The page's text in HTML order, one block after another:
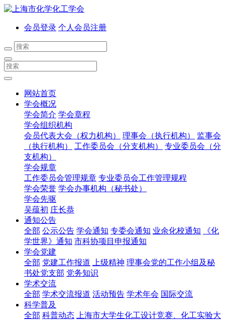
会员登录 个人会员注册
网站首页
学会概况
学会简介 学会章程
学会组织机构
会员代表大会（权力机构）
理事会（执行机构）
监事会
（执行机构）
工作委员会（分支机构）
专业委员会（分
支机构）
学会规章
工作委员会管理规章 专业委员会工作管理规程
学会荣誉 学会办事机构（秘书处）
学会先驱
吴蕴初 庄长恭
通知公告
全部 公示公告 学会通知 专委会通知 业余化校通知
《化
学世界》通知 市科协项目申报通知
学会党建
全部 党建工作报道 上级精神 理事会党的工作小组及秘
书处党支部 党务知识
学术交流
全部 学术交流报道 活动预告 学术年会 国际交流
科学普及
全部 科普动态
上海市大学生化工设计竞赛、化工实验大